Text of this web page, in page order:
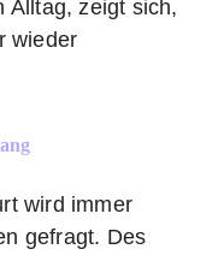
Alltag, zeigt sich,
wieder
wird immer
gefragt. Des